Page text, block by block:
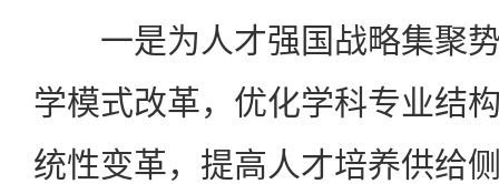
一是为人才强国战略集聚势
学模式改革，优化学科专业结
统性变革，提高人才培养供给